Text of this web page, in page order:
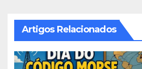
Artigos Relacionados